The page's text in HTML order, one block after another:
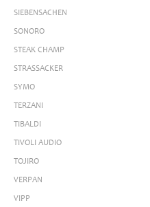
SIEBENSACHEN
SONORO
STEAK CHAMP
STRASSACKER
SYMO
TERZANI
TIBALDI
TIVOLI AUDIO
TOJIRO
VERPAN
VIPP